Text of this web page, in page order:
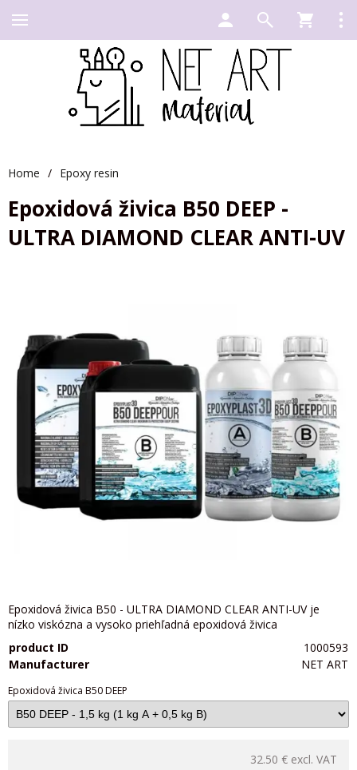
Home / Epoxy resin
Epoxidová živica B50 DEEP -
ULTRA DIAMOND CLEAR ANTI-UV
Epoxidová živica B50 - ULTRA DIAMOND CLEAR ANTI-UV je
nízko viskózna a vysoko priehľadná epoxidová živica
product ID
1000593
Manufacturer
NET ART
Epoxidová živica B50 DEEP
32.50 € excl. VAT